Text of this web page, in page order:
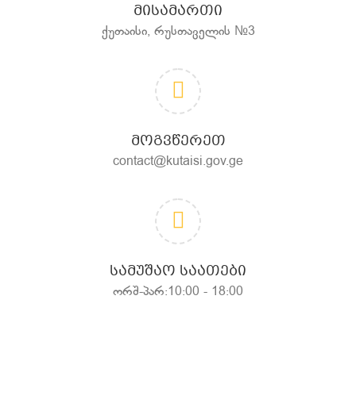
ᲛᲘᲡᲐᲛᲐᲠᲗᲘ
ქუთაისი, რუსთაველის №3
ᲛᲝᲒᲕᲬᲔᲠᲔᲗ
contact@kutaisi.gov.ge
ᲡᲐᲛᲣᲨᲐᲝ ᲡᲐᲐᲗᲔᲑᲘ
ორშ-პარ:10:00 - 18:00